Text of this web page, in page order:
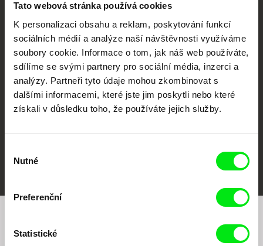
Tato webová stránka používá cookies
K personalizaci obsahu a reklam, poskytování funkcí
sociálních médií a analýze naší návštěvnosti využíváme
soubory cookie. Informace o tom, jak náš web používáte,
sdílíme se svými partnery pro sociální média, inzerci a
analýzy. Partneři tyto údaje mohou zkombinovat s
dalšími informacemi, které jste jim poskytli nebo které
získali v důsledku toho, že používáte jejich služby.
souhlasu
Nutné
Preferenční
Statistické
CPH:DOX Doclisboa
Millennium Docs
Against Gravity
DOK Leipzig
Chcete být pravidelně informováni o našem